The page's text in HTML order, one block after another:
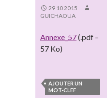
29 10 2015
GUICHAOUA
Annexe_57(.pdf –
57 Ko)
AJOUTER UN
MOT-CLEF